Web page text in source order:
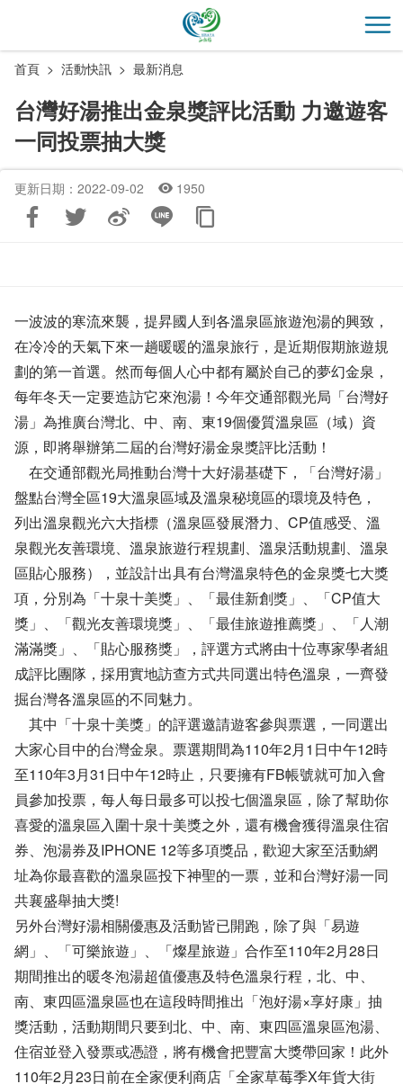
主
開
首頁 活動快訊 最新消息
台灣好湯推出金泉獎評比活動 力邀遊客
一同投票抽大獎
更新日期：2022-09-02 1950
一波波的寒流來襲，提昇國人到各溫泉區旅遊泡湯的興致，
在冷冷的天氣下來一趟暖暖的溫泉旅行，是近期假期旅遊規
劃的第一首選。然而每個人心中都有屬於自己的夢幻金泉，
每年冬天一定要造訪它來泡湯！今年交通部觀光局「台灣好
湯」為推廣台灣北、中、南、東19個優質溫泉區（域）資
源，即將舉辦第二屆的台灣好湯金泉獎評比活動！
在交通部觀光局推動台灣十大好湯基礎下，「台灣好湯」
盤點台灣全區19大溫泉區域及溫泉秘境區的環境及特色，
列出溫泉觀光六大指標（溫泉區發展潛力、CP值感受、溫
泉觀光友善環境、溫泉旅遊行程規劃、溫泉活動規劃、溫泉
區貼心服務），並設計出具有台灣溫泉特色的金泉獎七大獎
項，分別為「十泉十美獎」、「最佳新創獎」、「CP值大
獎」、「觀光友善環境獎」、「最佳旅遊推薦獎」、「人潮
滿滿獎」、「貼心服務獎」，評選方式將由十位專家學者組
成評比團隊，採用實地訪查方式共同選出特色溫泉，一齊發
掘台灣各溫泉區的不同魅力。
其中「十泉十美獎」的評選邀請遊客參與票選，一同選出
大家心目中的台灣金泉。票選期間為110年2月1日中午12時
至110年3月31日中午12時止，只要擁有FB帳號就可加入會
員參加投票，每人每日最多可以投七個溫泉區，除了幫助你
喜愛的溫泉區入圍十泉十美獎之外，還有機會獲得溫泉住宿
券、泡湯券及IPHONE 12等多項獎品，歡迎大家至活動網
址為你最喜歡的溫泉區投下神聖的一票，並和台灣好湯一同
共襄盛舉抽大獎!
另外台灣好湯相關優惠及活動皆已開跑，除了與「易遊
網」、「可樂旅遊」、「燦星旅遊」合作至110年2月28日
期間推出的暖冬泡湯超值優惠及特色溫泉行程，北、中、
南、東四區溫泉區也在這段時間推出「泡好湯×享好康」抽
獎活動，活動期間只要到北、中、南、東四區溫泉區泡湯、
住宿並登入發票或憑證，將有機會把豐富大獎帶回家！此外
110年2月23日前在全家便利商店「全家草莓季X年貨大街